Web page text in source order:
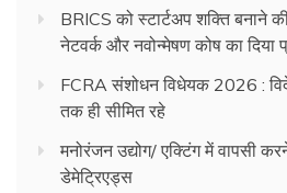
BRICS को स्टार्टअप शक्ति बनाने
नेटवर्क और नवोन्मेषण कोष का दिया
FCRA संशोधन विधेयक 2026 :
तक ही सीमित रहे
मनोरंजन उद्योग/ एक्टिंग में वापसी
डेमेट्रिएड्स